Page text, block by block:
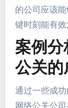
的公司应该
键时刻能有效
案例分
公关的
通过一些成
网络公关公